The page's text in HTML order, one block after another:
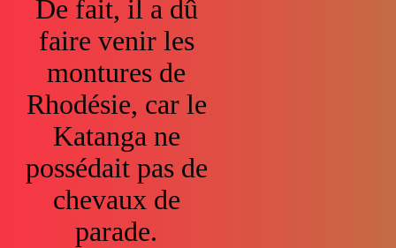
De fait, il a dû
faire venir les
montures de
Rhodésie, car le
Katanga ne
possédait pas de
chevaux de
parade.